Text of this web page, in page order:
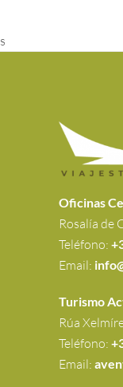
s
Oficinas
Rosalía de
Teléfono:
Email:
Turismo
Rúa
Teléfono:
Email: